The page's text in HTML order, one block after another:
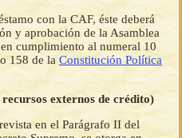
con la CAF, éste deberá
y aprobación de la Asamblea
cumplimiento al numeral 10
158 de la Constitución Política
externos de crédito)
en el Parágrafo II del